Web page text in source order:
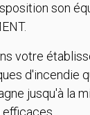
son
votre
d'incendie
jusqu'à la